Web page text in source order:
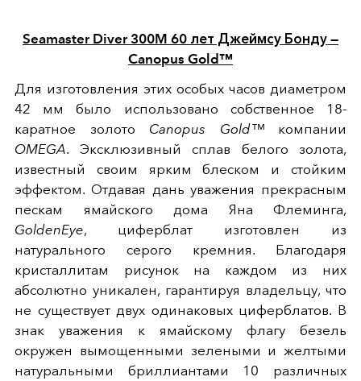
Seamaster Diver 300M 60 лет Джеймсу Бонду —
Canopus Gold™
Для изготовления этих особых часов диаметром
42 мм было использовано собственное 18-
каратное золото Canopus Gold™компании
OMEGA. Эксклюзивный сплав белого золота,
известный своим ярким блеском и стойким
эффектом. Отдавая дань уважения прекрасным
пескам ямайского дома Яна Флеминга,
GoldenEye, циферблат изготовлен из
натурального серого кремния. Благодаря
кристаллитам рисунок на каждом из них
абсолютно уникален, гарантируя владельцу, что
не существует двух одинаковых циферблатов. В
знак уважения к ямайскому флагу безель
окружен вымощенными зелеными и желтыми
натуральными бриллиантами 10 различных